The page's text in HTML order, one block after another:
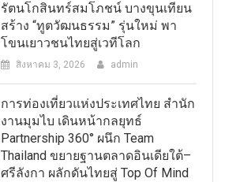
รัตนโกสินทร์สมโภชน์ บางขุนเทียน
สร้าง “ทูตวัฒนธรรม” รุ่นใหม่ พา
โขนเยาวชนไทยสู่เวทีโลก
สิงหาคม 3, 2026 admin
การท่องเที่ยวแห่งประเทศไทย สำนัก
งานมุมไบ เดินหน้ากลยุทธ์
Partnership 360° ผนึก Team
Thailand ขยายฐานตลาดอินเดียใต้–
ศรีลังกา ผลักดันไทยสู่ Top Of Mind